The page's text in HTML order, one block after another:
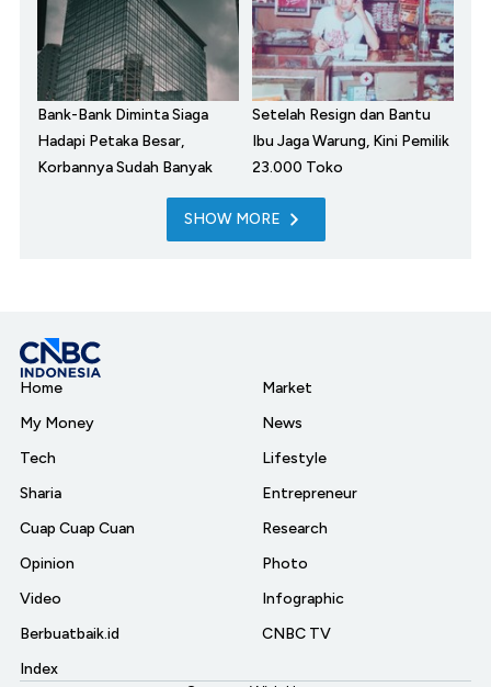
Bank-Bank Diminta Siaga
Hadapi Petaka Besar,
Korbannya Sudah Banyak
Setelah Resign dan Bantu
Ibu Jaga Warung, Kini Pemilik
23.000 Toko
SHOW MORE
Home
My Money
Tech
Sharia
Cuap Cuap Cuan
Opinion
Video
Berbuatbaik.id
Index
Market
News
Lifestyle
Entrepreneur
Research
Photo
Infographic
CNBC TV